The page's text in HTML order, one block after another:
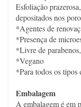
Esfoliação
depositados nos
*Agentes de
*Presença de
*Livre de
*Vegano
*Para todos os tipos
Embalagem
A embalagem é em